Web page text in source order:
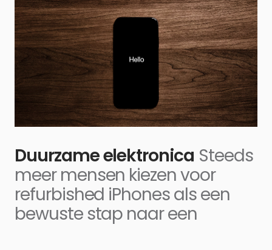
Duurzame elektronica Steeds
meer mensen kiezen voor
refurbished iPhones als een
bewuste stap naar een